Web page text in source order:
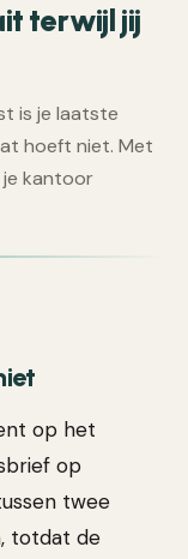
terwijl jij
is je laatste
hoeft niet. Met
kantoor
op het
op
twee
totdat de